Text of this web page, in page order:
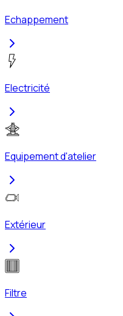
Echappement
Electricité
Equipement d'atelier
Extérieur
Filtre